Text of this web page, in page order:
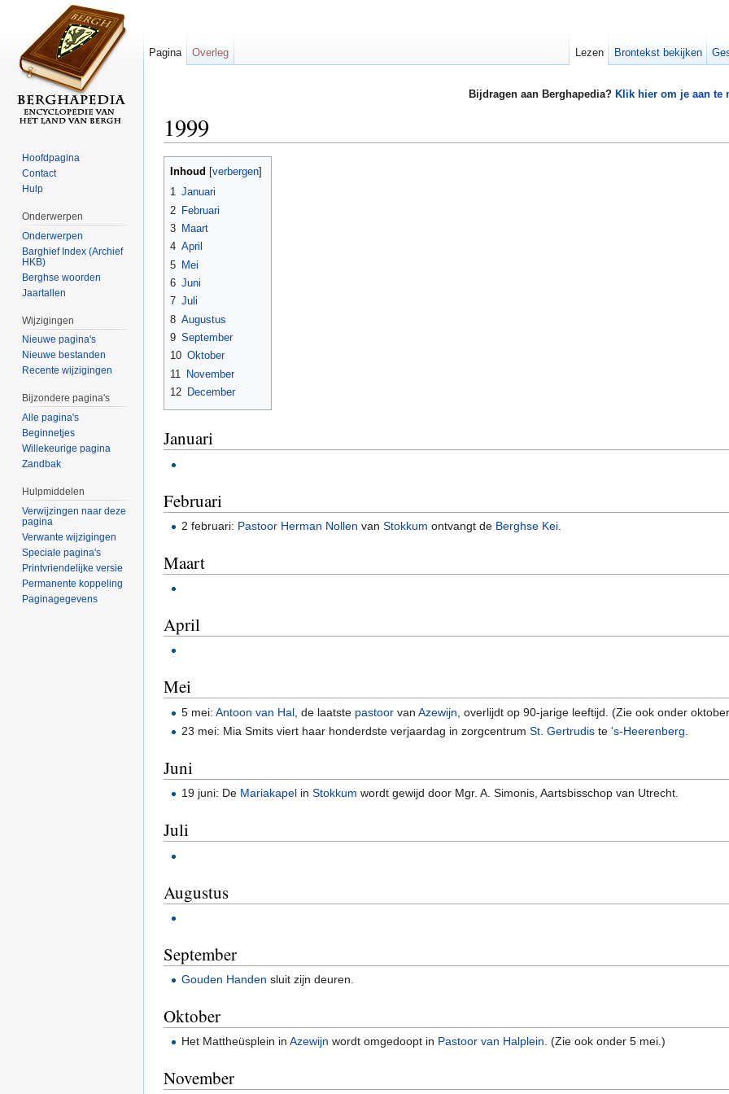
Bijdragen aan Berghapedia? Klik hier om je aan te
1999
Inhoud verbergen
1 Januari
2 Februari
3 Maart
4 April
5 Mei
6 Juni
7 Juli
8 Augustus
9 September
10 Oktober
11
November
12 December
Januari
Februari
2 februari: Pastoor Herman Nollen vanStokkum ontvangt de Berghse Kei
Maart
April
Mei
5 mei:Antoon van Hal , de laatste pastoor vanAzewijn , overlijdt op 90-jarige leeftijd. (Zie ook onder
23 mei: Mia Smits viert haar honderdste verjaardag in zorgcentrumSt. Gertrudis te's-Heerenberg
Juni
19 juni: De Mariakapel inStokkum wordt gewijd door Mgr. A. Simonis, Aartsbisschop van Utrecht.
Juli
Augustus
September
Gouden Handen sluit zijn deuren.
Oktober
Het Mattheüsplein inAzewijn wordt omgedoopt in Pastoor van Halplein. (Zie ook onder 5 mei.)
November
Pagina Overleg Lezen Brontekst bekijken
Hoofdpagina
Contact
Hulp
Onderwerpen
Onderwerpen
Barghief Index (Archief
HKB)
Berghse woorden
Jaartallen
Wijzigingen
Nieuwe pagina's
Nieuwe bestanden
Recente wijzigingen
Bijzondere pagina's
Alle pagina's
Beginnetjes
Willekeurige pagina
Zandbak
Hulpmiddelen
Verwijzingen naar deze
pagina
Verwante wijzigingen
Speciale pagina's
Printvriendelijke versie
Permanente koppeling
Paginagegevens